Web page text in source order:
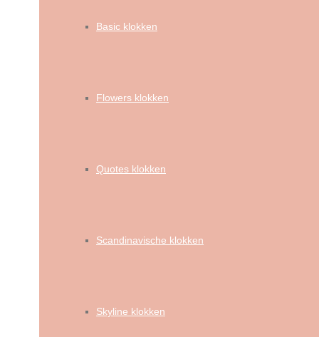
Basic klokken
Flowers klokken
Quotes klokken
Scandinavische klokken
Skyline klokken